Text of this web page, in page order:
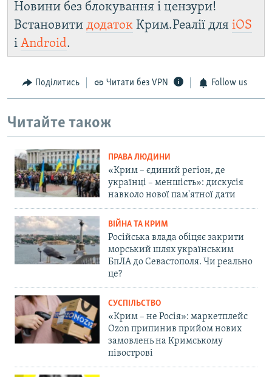
Новини без блокування і цензури!
Встановити додаток Крим.Реалії для iOS
і Android.
Поділитись Читати без VPN Follow us
Читайте також
ПРАВА ЛЮДИНИ
«Крим – єдиний регіон, де
українці – меншість»: дискусія
навколо нової пам'ятної дати
ВІЙНА ТА КРИМ
Російська влада обіцяє закрити
морський шлях українським
БпЛА до Севастополя. Чи реально
це?
СУСПІЛЬСТВО
«Крим – не Росія»: маркетплейс
Ozon припинив прийом нових
замовлень на Кримському
півострові